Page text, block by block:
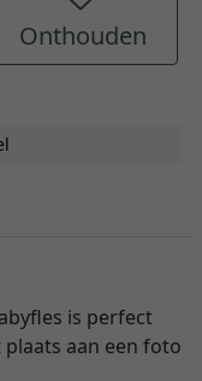
Onthouden
is perfect
aan een foto